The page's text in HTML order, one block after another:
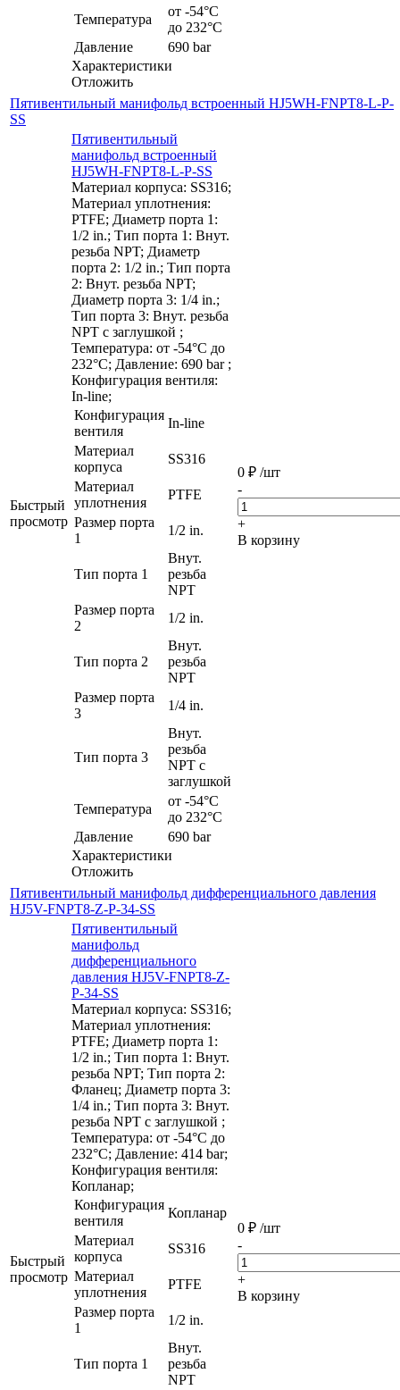
Температура
от -54°C
до 232°C
Давление
690 bar
Характеристики
Отложить
Пятивентильный манифольд встроенный HJ5WH-FNPT8-L-P-
SS
Быстрый
просмотр
Пятивентильный
манифольд встроенный
HJ5WH-FNPT8-L-P-SS
Материал корпуса: SS316;
Материал уплотнения:
PTFE; Диаметр порта 1:
1/2 in.; Тип порта 1: Внут.
резьба NPT; Диаметр
порта 2: 1/2 in.; Тип порта
2: Внут. резьба NPT;
Диаметр порта 3: 1/4 in.;
Тип порта 3: Внут. резьба
NPT с заглушкой ;
Температура: от -54°C до
232°C; Давление: 690 bar ;
Конфигурация вентиля:
In-line;
Конфигурация
вентиля
In-line
Материал
корпуса
SS316
Материал
уплотнения
PTFE
Размер порта
1
1/2 in.
Тип порта 1
Внут.
резьба
NPT
Размер порта
2
1/2 in.
Тип порта 2
Внут.
резьба
NPT
Размер порта
3
1/4 in.
Тип порта 3
Внут.
резьба
NPT с
заглушкой
Температура
от -54°C
до 232°C
Давление
690 bar
Характеристики
Отложить
0 ₽ /шт
-
+
В корзину
Пятивентильный манифольд дифференциального давления
HJ5V-FNPT8-Z-P-34-SS
Быстрый
просмотр
Пятивентильный
манифольд
дифференциального
давления HJ5V-FNPT8-Z-
P-34-SS
Материал корпуса: SS316;
Материал уплотнения:
PTFE; Диаметр порта 1:
1/2 in.; Тип порта 1: Внут.
резьба NPT; Тип порта 2:
Фланец; Диаметр порта 3:
1/4 in.; Тип порта 3: Внут.
резьба NPT с заглушкой ;
Температура: от -54°C до
232°C; Давление: 414 bar;
Конфигурация вентиля:
Копланар;
Конфигурация
вентиля
Копланар
Материал
корпуса
SS316
Материал
уплотнения
PTFE
Размер порта
1
1/2 in.
Тип порта 1
Внут.
резьба
NPT
0 ₽ /шт
-
+
В корзину